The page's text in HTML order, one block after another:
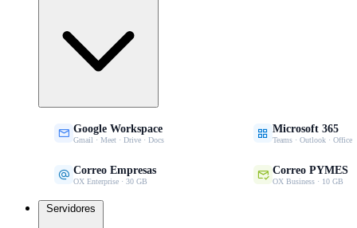
 Google Workspace
Gmail · Meet · Drive · Docs  Microsoft 365
Teams · Outlook · Office
 Correo Empresas
OX Enterprise · 30 GB  Correo PYMES
OX Business · 10 GB
Servidores